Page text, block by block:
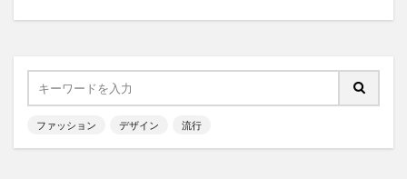
ファッション デザイン 流行